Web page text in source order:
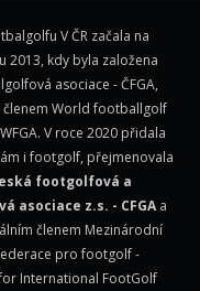
V ČR začala na
2013, kdy byla založena
asociace - ČFGA,
World footballgolf
. V roce 2020 přidala
i footgolf, přejmenovala
footgolfová a
asociace z.s. - CFGAa
členem Mezinárodní
pro footgolf -
International FootGolf